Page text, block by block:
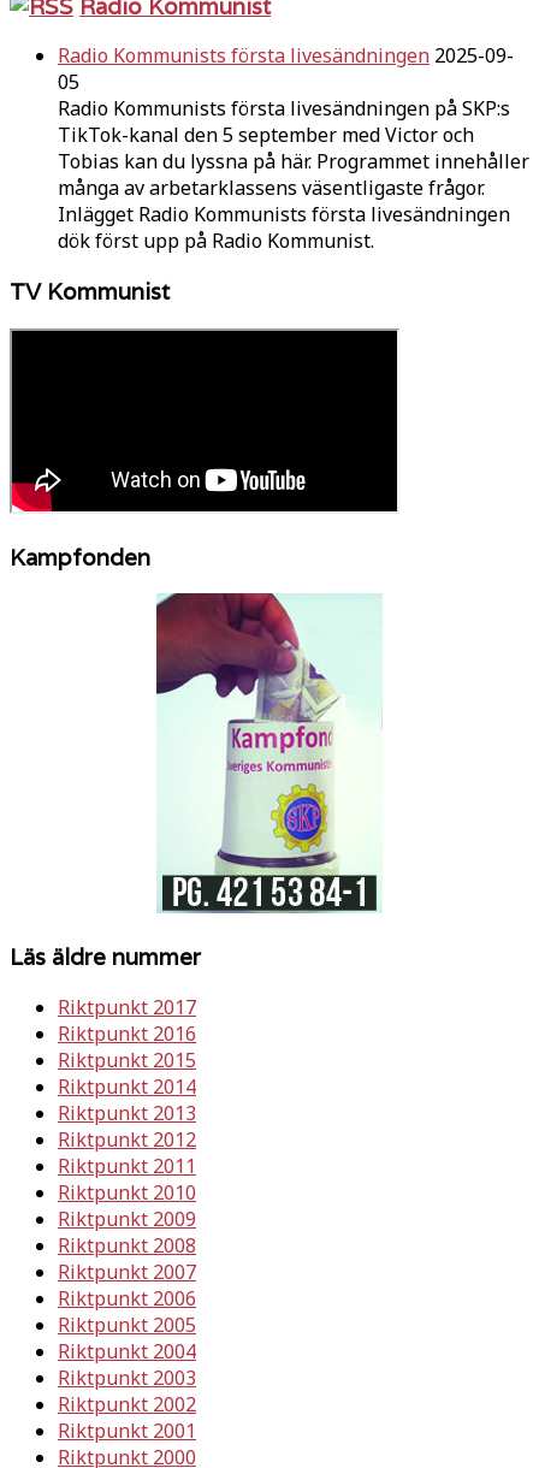
Radio Kommunists första livesändningen 2025-09-
05
Radio Kommunists första livesändningen på SKP:s
TikTok-kanal den 5 september med Victor och
Tobias kan du lyssna på här. Programmet innehåller
många av arbetarklassens väsentligaste frågor.
Inlägget Radio Kommunists första livesändningen
dök först upp på Radio Kommunist.
TV Kommunist
Kampfonden
Läs äldre nummer
Riktpunkt 2017
Riktpunkt 2016
Riktpunkt 2015
Riktpunkt 2014
Riktpunkt 2013
Riktpunkt 2012
Riktpunkt 2011
Riktpunkt 2010
Riktpunkt 2009
Riktpunkt 2008
Riktpunkt 2007
Riktpunkt 2006
Riktpunkt 2005
Riktpunkt 2004
Riktpunkt 2003
Riktpunkt 2002
Riktpunkt 2001
Riktpunkt 2000